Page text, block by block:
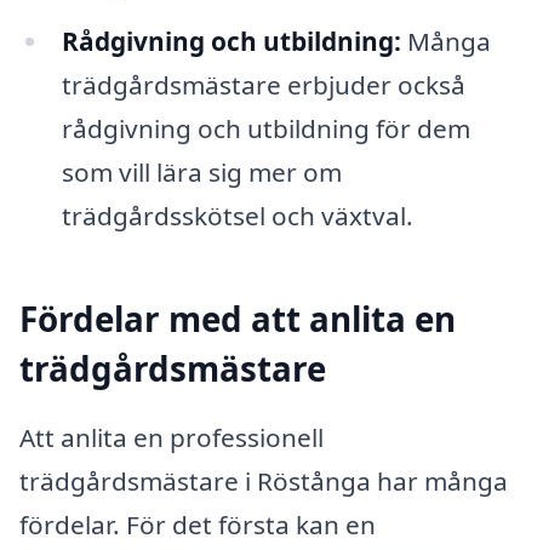
Rådgivning och utbildning: Många
trädgårdsmästare erbjuder också
rådgivning och utbildning för dem
som vill lära sig mer om
trädgårdsskötsel och växtval.
Fördelar med att anlita en
trädgårdsmästare
Att anlita en professionell
trädgårdsmästare i Röstånga har många
fördelar. För det första kan en